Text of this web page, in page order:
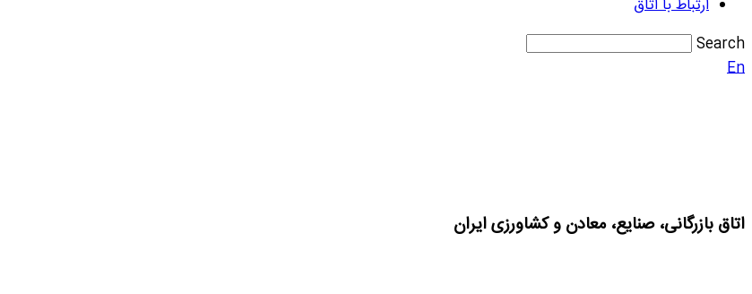
ارتباط با اتاق
Search
En
اتاق بازرگانی، صنایع، معادن و کشاورزی ایران